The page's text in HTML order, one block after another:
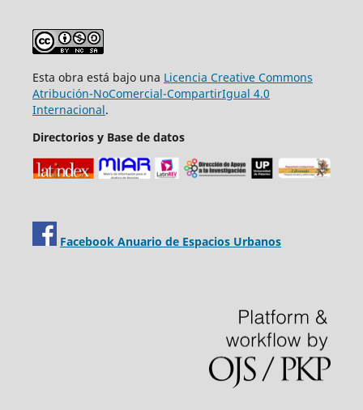
Esta obra está bajo una Licencia Creative Commons
Atribución-NoComercial-CompartirIgual 4.0
Internacional.
Directorios y Base de datos
Facebook Anuario de Espacios Urbanos